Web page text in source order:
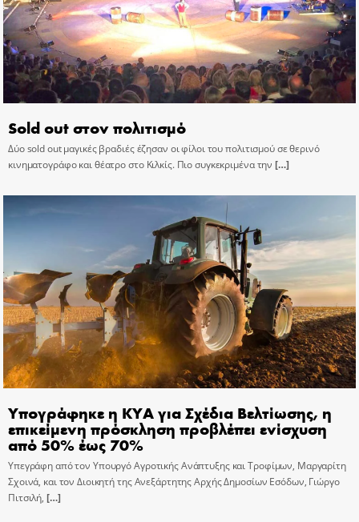
Sold out στον πολιτισμό
Δύο sold out μαγικές βραδιές έζησαν οι φίλοι του πολιτισμού σε θερινό
κινηματογράφο και θέατρο στο Κιλκίς. Πιο συγκεκριμένα την […]
Υπογράφηκε η ΚΥΑ για Σχέδια Βελτίωσης, η
επικείμενη πρόσκληση προβλέπει ενίσχυση
από 50% έως 70%
Υπεγράφη από τον Υπουργό Αγροτικής Ανάπτυξης και Τροφίμων, Μαργαρίτη
Σχοινά, και τον Διοικητή της Ανεξάρτητης Αρχής Δημοσίων Εσόδων, Γιώργο
Πιτσιλή, […]